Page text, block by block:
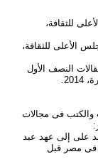
للثقافة،
طبيعتها وآفاقها (مقالات 2011)، المجلس الأعلى للثقافة،
(مقالات النصف الأول
والكتب فى مجالات
على إلى عهد عبد
فى مصر قبل